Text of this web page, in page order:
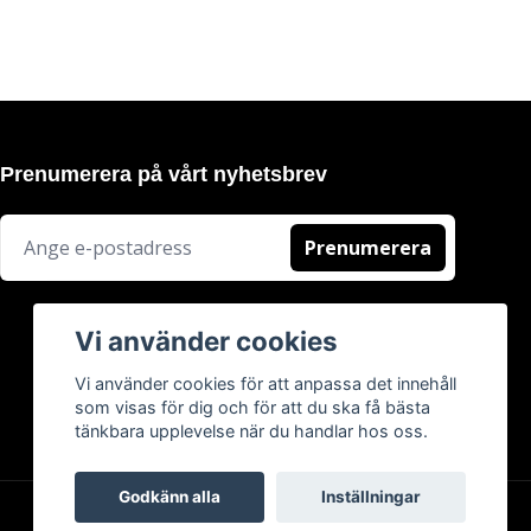
Prenumerera på vårt nyhetsbrev
Prenumerera
Vi använder cookies
Vi använder cookies för att anpassa det innehåll
som visas för dig och för att du ska få bästa
tänkbara upplevelse när du handlar hos oss.
Godkänn alla Inställningar